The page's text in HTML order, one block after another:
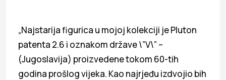
„Najstarija figurica u mojoj kolekciji je Pluton
patenta 2.6 i oznakom države \”V\” –
(Jugoslavija) proizvedene tokom 60-tih
godina prošlog vijeka. Kao najrjeđu izdvojio bih